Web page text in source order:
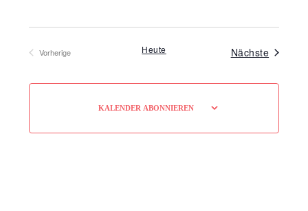
Vorherige
Heute Nächste
KALENDER ABONNIEREN